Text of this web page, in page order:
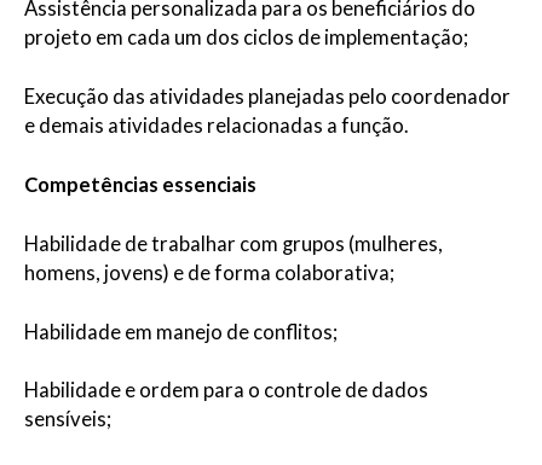
Assistência personalizada para os beneficiários do
projeto em cada um dos ciclos de implementação;
Execução das atividades planejadas pelo coordenador
e demais atividades relacionadas a função.
Competências essenciais
Habilidade de trabalhar com grupos (mulheres,
homens, jovens) e de forma colaborativa;
Habilidade em manejo de conflitos;
Habilidade e ordem para o controle de dados
sensíveis;